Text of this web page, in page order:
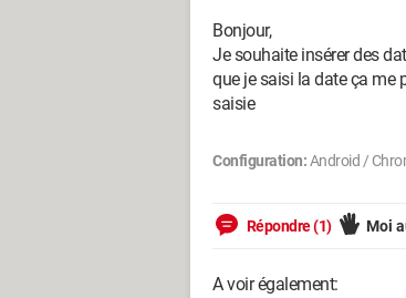
Bonjour,
Je souhaite insérer des
que je saisi la date ça me
saisie
Configuration:Android /
Répondre (1) Moi
A voir également: